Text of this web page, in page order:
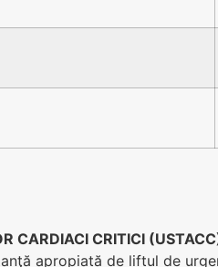
CARDIACI CRITICI
apropiată de liftul de